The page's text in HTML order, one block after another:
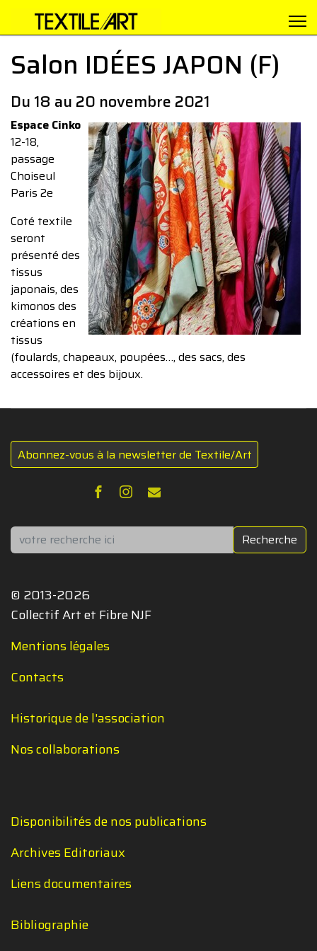
Salon IDÉES JAPON (F)
Du 18 au 20 novembre 2021
Espace Cinko
12-18,
passage
Choiseul
Paris 2e
Coté textile
seront
présenté des
tissus
japonais, des
kimonos des
créations en
tissus
(foulards, chapeaux, poupées…, des sacs, des
accessoires et des bijoux.
Abonnez-vous à la newsletter de Textile/Art
Rechercher Recherche
© 2013-2026
Collectif Art et Fibre NJF
Mentions légales
Contacts
Historique de l'association
Nos collaborations
Disponibilités de nos publications
Archives Editoriaux
Liens documentaires
Bibliographie